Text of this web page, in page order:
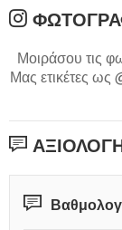
Μοιράσου τις
Μας ετικέτες